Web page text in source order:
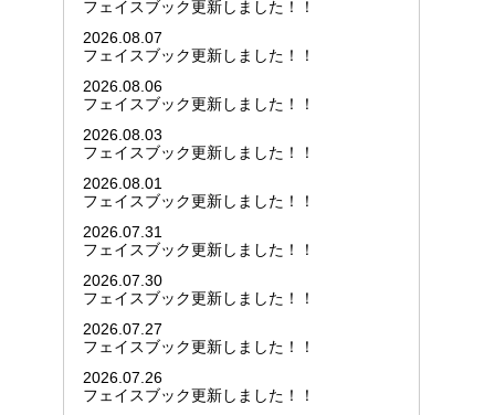
フェイスブック更新しました！！
2026.08.07
フェイスブック更新しました！！
2026.08.06
フェイスブック更新しました！！
2026.08.03
フェイスブック更新しました！！
2026.08.01
フェイスブック更新しました！！
2026.07.31
フェイスブック更新しました！！
2026.07.30
フェイスブック更新しました！！
2026.07.27
フェイスブック更新しました！！
2026.07.26
フェイスブック更新しました！！